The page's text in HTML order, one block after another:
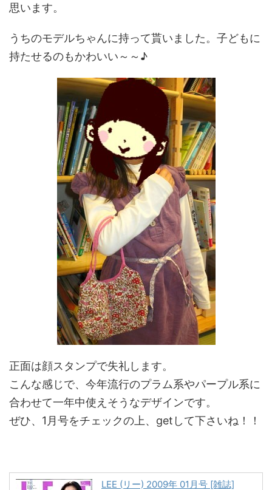
思います。
うちのモデルちゃんに持って貰いました。子どもに
持たせるのもかわいい～～♪
正面は顔スタンプで失礼します。
こんな感じで、今年流行のプラム系やパープル系に
合わせて一年中使えそうなデザインです。
ぜひ、1月号をチェックの上、getして下さいね！！
LEE (リー) 2009年 01月号 [雑誌]